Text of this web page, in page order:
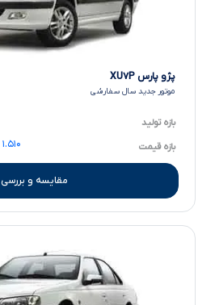
پژو پارس XU۷P
موتور جدید سال سفارشی
بازه تولید
بازه قیمت ۱.۵۱۰ میلیارد تا ۱.۸۰۰ میلیارد تومانءءء
مقایسه و بررسی